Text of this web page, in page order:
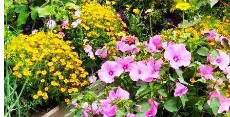
Избранное
Сохраняйте интересные объявления, чтобы быстро
вернуться к ним позже.
Перейти в избранное